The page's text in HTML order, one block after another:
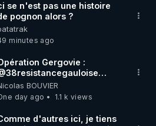
se n'est pas une histoire
pognon alors ?
minutes ago
Gergovie :
‪@gladysriifard5710‬ Laëtitia
BOUVIER
day ago
1.1 k views
d'autres ici, je tiens